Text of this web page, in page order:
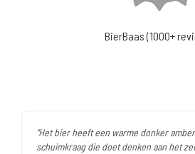
BierBaas (1000+
"Het bier heeft een warme donker
schuimkraag die doet denken aan het